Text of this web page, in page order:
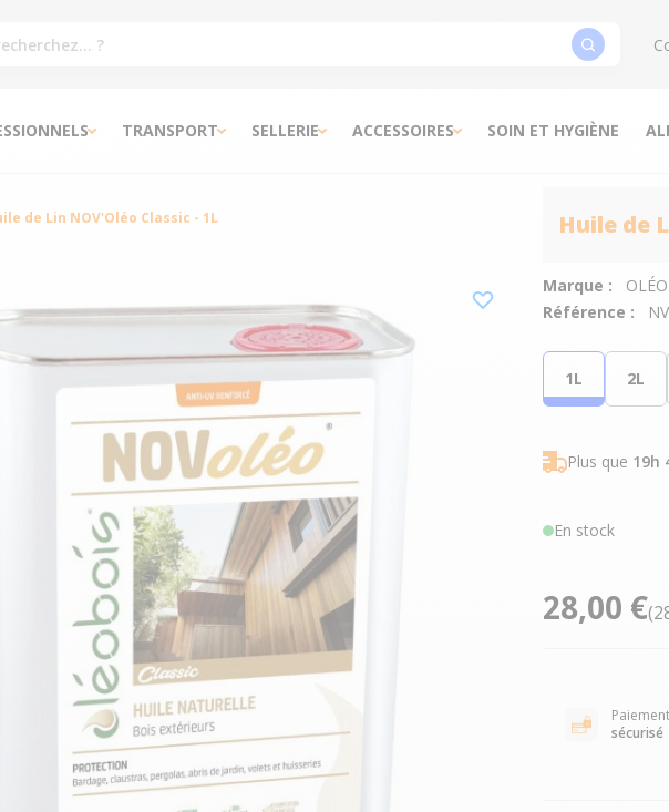
TRANSPORT SELLERIE ACCESSOIRES SOIN ET HYGIÈNE
Huile de
Marque :
Référence :
1L 2L
Plus que 19h
En stock
28,00 €
Paiement
sécurisé
de Lin NOV'Oléo Classic - 1L